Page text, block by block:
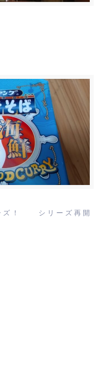
ズ！ シリーズ再開